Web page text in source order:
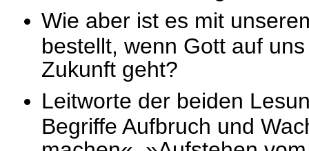
Wie aber ist es mit
bestellt, wenn Gott auf
Zukunft geht?
Leitworte der beiden
Begriffe Aufbruch und